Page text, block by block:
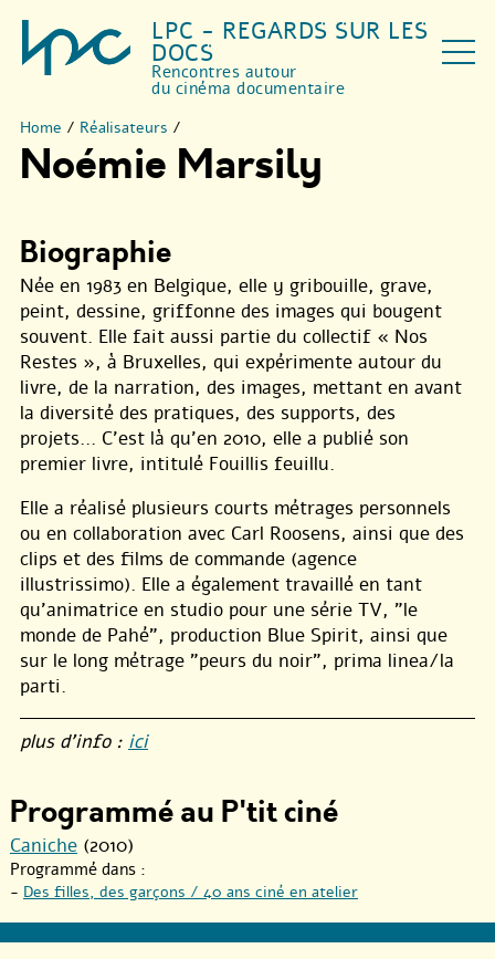
LPC - REGARDS SUR LES
DOCS
Rencontres autour
du cinéma documentaire
Home / Réalisateurs /
Noémie Marsily
Biographie
Née en 1983 en Belgique, elle y gribouille, grave,
peint, dessine, griffonne des images qui bougent
souvent. Elle fait aussi partie du collectif « Nos
Restes », à Bruxelles, qui expérimente autour du
livre, de la narration, des images, mettant en avant
la diversité des pratiques, des supports, des
projets… C’est là qu’en 2010, elle a publié son
premier livre, intitulé Fouillis feuillu.
Elle a réalisé plusieurs courts métrages personnels
ou en collaboration avec Carl Roosens, ainsi que des
clips et des films de commande (agence
illustrissimo). Elle a également travaillé en tant
qu’animatrice en studio pour une série TV, "le
monde de Pahé", production Blue Spirit, ainsi que
sur le long métrage "peurs du noir", prima linea/la
parti.
plus d’info : ici
Programmé au P'tit ciné
Caniche (2010)
Programmé dans :
- Des filles, des garçons / 40 ans ciné en atelier